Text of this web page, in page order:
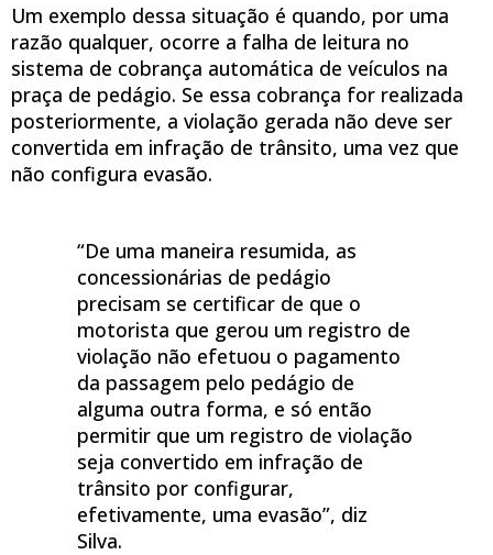
Um exemplo dessa situação é quando, por uma
razão qualquer, ocorre a falha de leitura no
sistema de cobrança automática de veículos na
praça de pedágio. Se essa cobrança for realizada
posteriormente, a violação gerada não deve ser
convertida em infração de trânsito, uma vez que
não configura evasão.
“De uma maneira resumida, as
concessionárias de pedágio
precisam se certificar de que o
motorista que gerou um registro de
violação não efetuou o pagamento
da passagem pelo pedágio de
alguma outra forma, e só então
permitir que um registro de violação
seja convertido em infração de
trânsito por configurar,
efetivamente, uma evasão”, diz
Silva.